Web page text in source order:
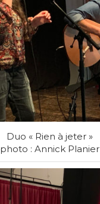
Duo « Rien à jeter »
photo : Annick Planier